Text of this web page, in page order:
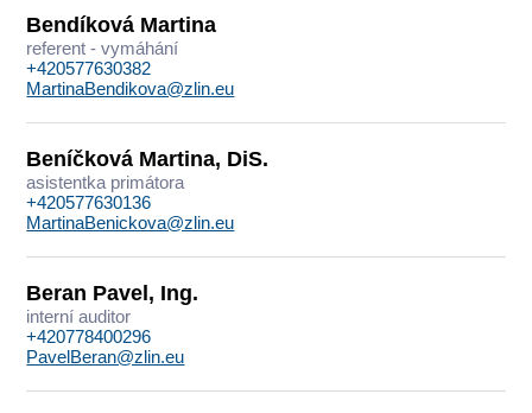
Bendíková Martina
referent - vymáhání
+420577630382
MartinaBendikova@zlin.eu
Beníčková Martina, DiS.
asistentka primátora
+420577630136
MartinaBenickova@zlin.eu
Beran Pavel, Ing.
interní auditor
+420778400296
PavelBeran@zlin.eu